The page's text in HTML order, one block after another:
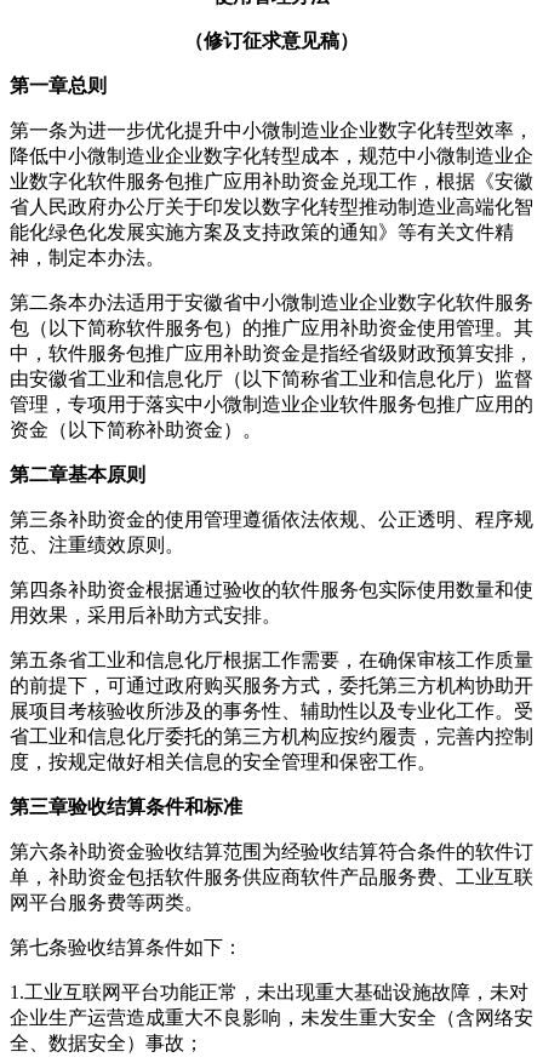
（修订征求意见稿）
第一章总则
第一条为进一步优化提升中小微制造业企业数字化转型效率，
降低中小微制造业企业数字化转型成本，规范中小微制造业企
业数字化软件服务包推广应用补助资金兑现工作，根据《安徽
省人民政府办公厅关于印发以数字化转型推动制造业高端化智
能化绿色化发展实施方案及支持政策的通知》等有关文件精
神，制定本办法。
第二条本办法适用于安徽省中小微制造业企业数字化软件服务
包（以下简称软件服务包）的推广应用补助资金使用管理。其
中，软件服务包推广应用补助资金是指经省级财政预算安排，
由安徽省工业和信息化厅（以下简称省工业和信息化厅）监督
管理，专项用于落实中小微制造业企业软件服务包推广应用的
资金（以下简称补助资金）。
第二章基本原则
第三条补助资金的使用管理遵循依法依规、公正透明、程序规
范、注重绩效原则。
第四条补助资金根据通过验收的软件服务包实际使用数量和使
用效果，采用后补助方式安排。
第五条省工业和信息化厅根据工作需要，在确保审核工作质量
的前提下，可通过政府购买服务方式，委托第三方机构协助开
展项目考核验收所涉及的事务性、辅助性以及专业化工作。受
省工业和信息化厅委托的第三方机构应按约履责，完善内控制
度，按规定做好相关信息的安全管理和保密工作。
第三章验收结算条件和标准
第六条补助资金验收结算范围为经验收结算符合条件的软件订
单，补助资金包括软件服务供应商软件产品服务费、工业互联
网平台服务费等两类。
第七条验收结算条件如下：
1.工业互联网平台功能正常，未出现重大基础设施故障，未对
企业生产运营造成重大不良影响，未发生重大安全（含网络安
全、数据安全）事故；